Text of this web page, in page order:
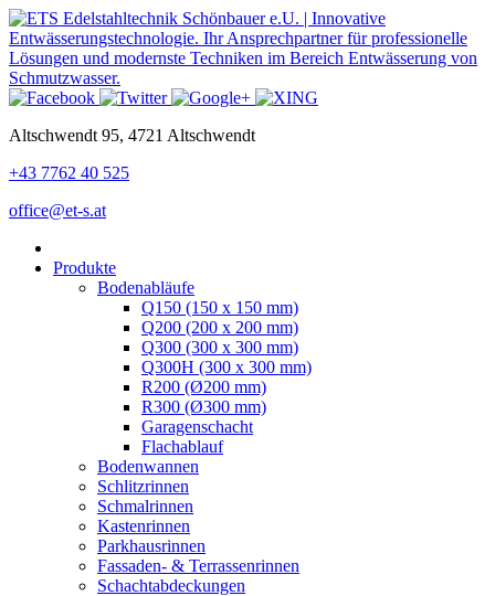
Altschwendt 95, 4721 Altschwendt
+43 7762 40 525
office@et-s.at
Produkte
Bodenabläufe
Q150 (150 x 150 mm)
Q200 (200 x 200 mm)
Q300 (300 x 300 mm)
Q300H (300 x 300 mm)
R200 (Ø200 mm)
R300 (Ø300 mm)
Garagenschacht
Flachablauf
Bodenwannen
Schlitzrinnen
Schmalrinnen
Kastenrinnen
Parkhausrinnen
Fassaden- & Terrassenrinnen
Schachtabdeckungen